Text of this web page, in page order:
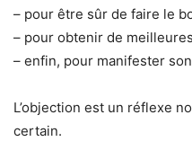
– pour être sûr de faire le
– pour obtenir de
– enfin, pour manifester
L’objection est un réflexe
certain.